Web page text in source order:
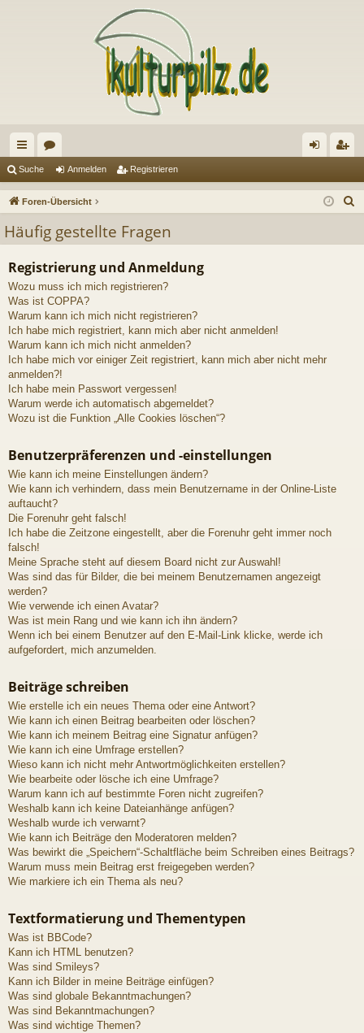
ch
ne
ug
riff
en m
de
ist
re
Suche Anmelden Registrieren
Foren-Übersicht
Häufig gestellte Fragen
Registrierung und Anmeldung
Wozu muss ich mich registrieren?
Was ist COPPA?
Warum kann ich mich nicht registrieren?
Ich habe mich registriert, kann mich aber nicht anmelden!
Warum kann ich mich nicht anmelden?
Ich habe mich vor einiger Zeit registriert, kann mich aber nicht mehr
anmelden?!
Ich habe mein Passwort vergessen!
Warum werde ich automatisch abgemeldet?
Wozu ist die Funktion „Alle Cookies löschen“?
Benutzerpräferenzen und -einstellungen
Wie kann ich meine Einstellungen ändern?
Wie kann ich verhindern, dass mein Benutzername in der Online-Liste
auftaucht?
Die Forenuhr geht falsch!
Ich habe die Zeitzone eingestellt, aber die Forenuhr geht immer noch
falsch!
Meine Sprache steht auf diesem Board nicht zur Auswahl!
Was sind das für Bilder, die bei meinem Benutzernamen angezeigt
werden?
Wie verwende ich einen Avatar?
Was ist mein Rang und wie kann ich ihn ändern?
Wenn ich bei einem Benutzer auf den E-Mail-Link klicke, werde ich
aufgefordert, mich anzumelden.
Beiträge schreiben
Wie erstelle ich ein neues Thema oder eine Antwort?
Wie kann ich einen Beitrag bearbeiten oder löschen?
Wie kann ich meinem Beitrag eine Signatur anfügen?
Wie kann ich eine Umfrage erstellen?
Wieso kann ich nicht mehr Antwortmöglichkeiten erstellen?
Wie bearbeite oder lösche ich eine Umfrage?
Warum kann ich auf bestimmte Foren nicht zugreifen?
Weshalb kann ich keine Dateianhänge anfügen?
Weshalb wurde ich verwarnt?
Wie kann ich Beiträge den Moderatoren melden?
Was bewirkt die „Speichern“-Schaltfläche beim Schreiben eines Beitrags?
Warum muss mein Beitrag erst freigegeben werden?
Wie markiere ich ein Thema als neu?
Textformatierung und Thementypen
Was ist BBCode?
Kann ich HTML benutzen?
Was sind Smileys?
Kann ich Bilder in meine Beiträge einfügen?
Was sind globale Bekanntmachungen?
Was sind Bekanntmachungen?
Was sind wichtige Themen?